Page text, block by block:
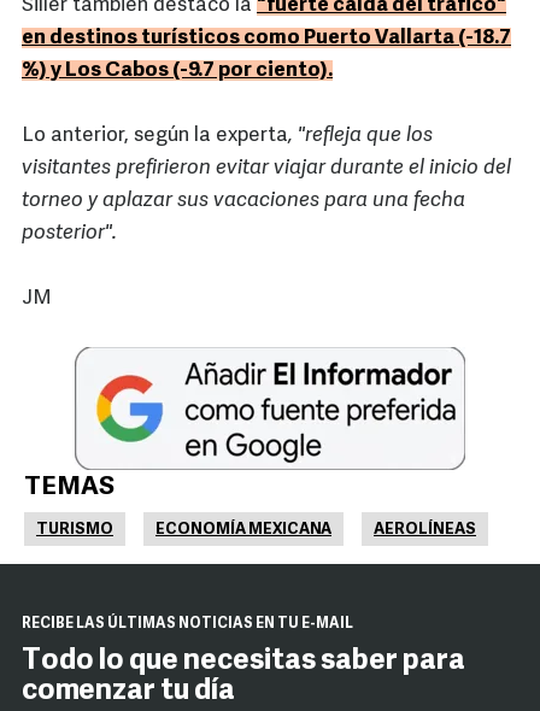
Siller también destacó la "fuerte caída del tráfico"
en destinos turísticos como Puerto Vallarta (-18.7
%) y Los Cabos (-9.7 por ciento).
Lo anterior, según la experta, "refleja que los
visitantes prefirieron evitar viajar durante el inicio del
torneo y aplazar sus vacaciones para una fecha
posterior".
JM
TEMAS
TURISMO ECONOMÍA MEXICANA AEROLÍNEAS
RECIBE LAS ÚLTIMAS NOTICIAS EN TU E-MAIL
Todo lo que necesitas saber para
comenzar tu día